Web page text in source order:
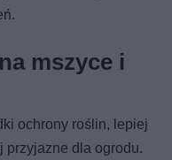
mszyce i
ochrony roślin, lepiej
przyjazne dla ogrodu.